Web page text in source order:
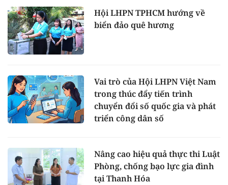
Hội LHPN TPHCM hướng về
biển đảo quê hương
Vai trò của Hội LHPN Việt Nam
trong thúc đẩy tiến trình
chuyển đổi số quốc gia và phát
triển công dân số
Nâng cao hiệu quả thực thi Luật
Phòng, chống bạo lực gia đình
tại Thanh Hóa